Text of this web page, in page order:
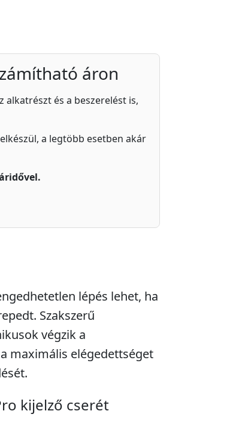
áron
és a beszerelést is,
a legtöbb esetben akár
lépés lehet, ha
Szakszerű
végzik a
maximális elégedettséget
kijelző cserét